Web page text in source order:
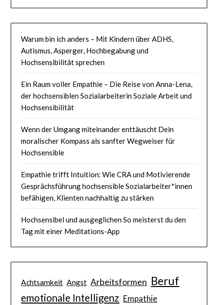
Warum bin ich anders – Mit Kindern über ADHS,
Autismus, Asperger, Hochbegabung und
Hochsensibilität sprechen
Ein Raum voller Empathie – Die Reise von Anna-Lena,
der hochsensiblen Sozialarbeiterin Soziale Arbeit und
Hochsensibilität
Wenn der Umgang miteinander enttäuscht Dein
moralischer Kompass als sanfter Wegweiser für
Hochsensible
Empathie trifft Intuition: Wie CRA und Motivierende
Gesprächsführung hochsensible Sozialarbeiter*innen
befähigen, Klienten nachhaltig zu stärken
Hochsensibel und ausgeglichen So meisterst du den
Tag mit einer Meditations-App
Achtsamkeit Angst Arbeitsformen Beruf
emotionale Intelligenz Empathie